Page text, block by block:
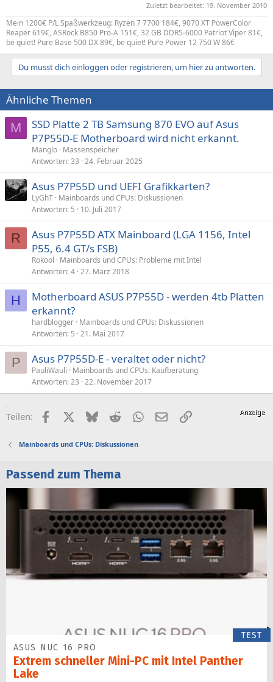
Zuletzt bearbeitet: 19. November 2010
Mein 1200€ P/L Spaßwerkzeug: Ryzen 7 7700 184€, 9070 XT PowerColor
Reaper 619€, ASRock B850 Pro-A 151€, 32 GB DDR5-6000 Patriot Viper 81€,
be quiet! Pure Base 500 DX 89€, be quiet! Pure Power 12 750 W 86€
Du musst dich einloggen oder registrieren, um hier zu antworten.
Ähnliche Themen
M
SSD Platte 2 TB Samsung 870 EVO auf Asus
P7P55D-E Motherboard wird nicht erkannt.
Manglo Massenspeicher
Antworten 33 24. Februar 2025
Asus P7P55D und UEFI Grafikkarten?
LyGhT Mainboards und CPUs: Diskussionen
Antworten 5 10. Juli 2017
R
Asus P7P55D ATX Mainboard (LGA 1156, Intel
P55, 6.4 GT/s FSB)
Rokool
Mainboards und CPUs: Probleme mit Intel
Antworten 4 27. März 2018
H
Motherboard ASUS P7P55D - werden 4tb Platten
erkannt?
hardblogger Mainboards und CPUs: Diskussionen
Antworten 5 21. Mai 2017
P Asus P7P55D-E - veraltet oder nicht?
PauliWauli
Mainboards und CPUs: Kaufberatung
Antworten 23 22. November 2017
Teilen: FacebookX (Twitter)
BlueskyRedditWhatsApp
E-MailLink
Mainboards und CPUs: Diskussionen
Passend zum Thema
TEST
ASUS NUC 16 PRO
Extrem schneller Mini-PC mit Intel Panther
Lake